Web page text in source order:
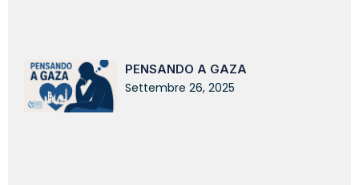
PENSANDO A GAZA
Settembre 26, 2025